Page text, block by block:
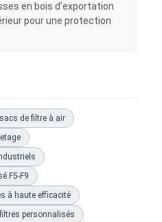
en bois d’exportation
pour une protection
de filtre à air
F5-F9
à haute efficacité
personnalisés